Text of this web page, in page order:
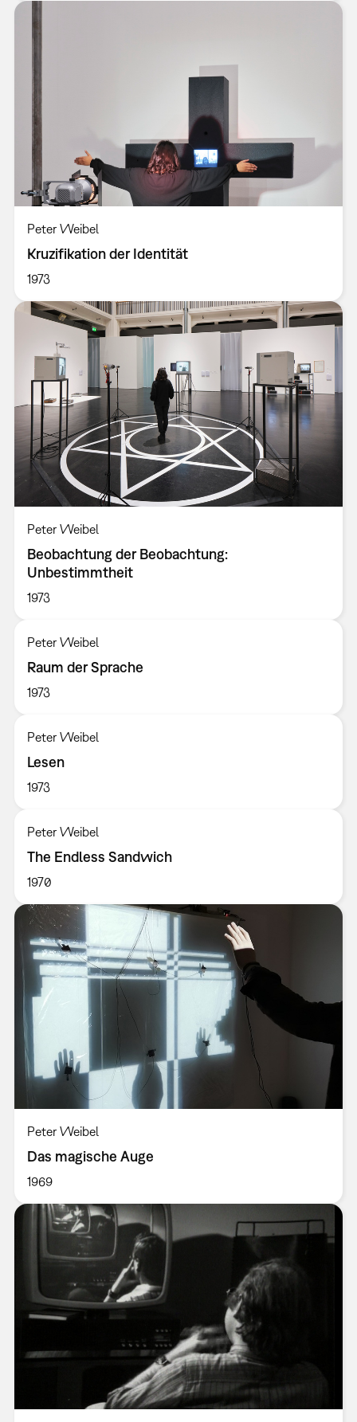
Peter Weibel
Kruzifikation der Identität
1973
Peter Weibel
Beobachtung der Beobachtung:
Unbestimmtheit
1973
Peter Weibel
Raum der Sprache
1973
Peter Weibel
Lesen
1973
Peter Weibel
The Endless Sandwich
1970
Peter Weibel
Das magische Auge
1969